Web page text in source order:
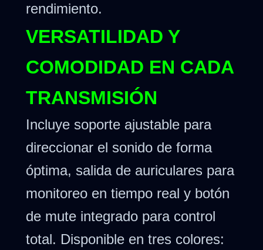
rendimiento.
VERSATILIDAD Y
COMODIDAD EN CADA
TRANSMISIÓN
Incluye soporte ajustable para
direccionar el sonido de forma
óptima, salida de auriculares para
monitoreo en tiempo real y botón
de mute integrado para control
total. Disponible en tres colores: